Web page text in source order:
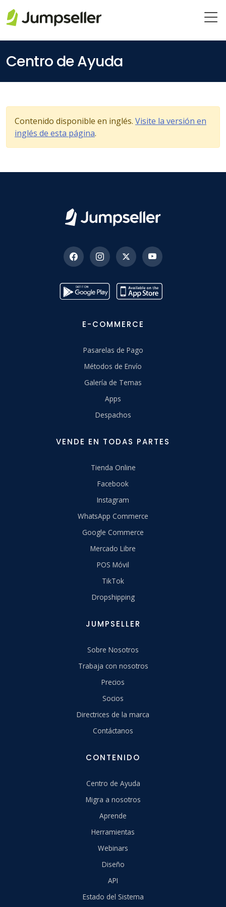
Centro de Ayuda
Contenido disponible en inglés. Visite la versión en
inglés de esta página.
E-COMMERCE
Pasarelas de Pago
Métodos de Envío
Galería de Temas
Apps
Despachos
VENDE EN TODAS PARTES
Tienda Online
Facebook
Instagram
WhatsApp Commerce
Google Commerce
Mercado Libre
POS Móvil
TikTok
Dropshipping
JUMPSELLER
Sobre Nosotros
Trabaja con nosotros
Precios
Socios
Directrices de la marca
Contáctanos
CONTENIDO
Centro de Ayuda
Migra a nosotros
Aprende
Herramientas
Webinars
Diseño
API
Estado del Sistema